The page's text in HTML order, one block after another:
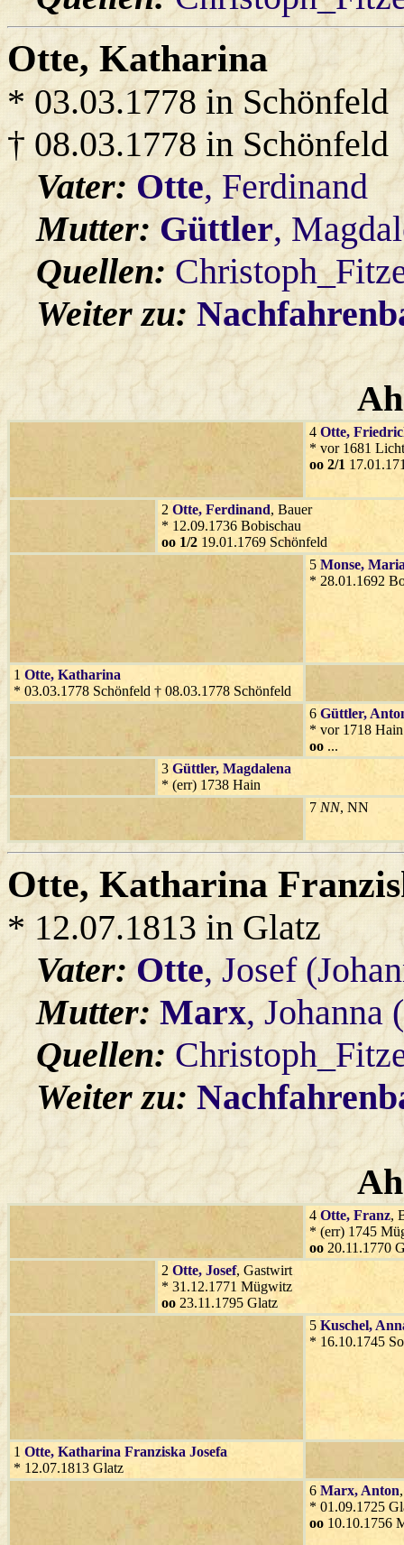
Otte, Katharina
* 03.03.1778 in Schönfeld
† 08.03.1778 in Schönfeld
Vater:Otte, Ferdinand
Mutter:Güttler,
Quellen:
Weiter zu:
4 Otte,
* vor 1681
oo 2/1
2 Otte, Ferdinand, Bauer
* 12.09.1736 Bobischau
oo 1/2 19.01.1769 Schönfeld
5 Monse,
* 28.01.1692
1 Otte, Katharina
* 03.03.1778 Schönfeld † 08.03.1778 Schönfeld
6 Güttler,
* vor 1718 Hain
oo ...
3 Güttler, Magdalena
* (err) 1738 Hain
7 NN, NN
Otte, Katharina
* 12.07.1813 in Glatz
Vater:Otte, Josef
Mutter:Marx, Johanna
Quellen:
Weiter zu:
4 Otte, Franz,
* (err) 1745
oo 20.11.1770
2 Otte, Josef, Gastwirt
* 31.12.1771 Mügwitz
oo 23.11.1795 Glatz
5 Kuschel,
* 16.10.1745
1 Otte, Katharina Franziska Josefa
* 12.07.1813 Glatz
6 Marx, Anton
* 01.09.1725
oo 10.10.1756